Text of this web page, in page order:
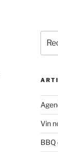
pour
:
Vin
BBQ